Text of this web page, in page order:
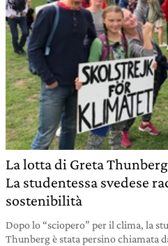
La lotta di Greta
La studentessa svedese
sostenibilità
Dopo lo “sciopero” per il clima, la
Thunberg è stata persino chiamata